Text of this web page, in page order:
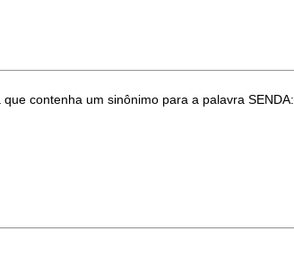
contenha um sinônimo para a palavra SENDA: